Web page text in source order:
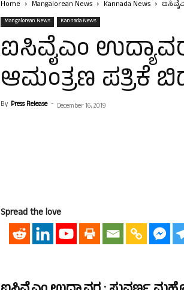
Home Mangalorean News Kannada News
Mangalorean News Kannada News
ಐಸಿವೈಎಂ
ಆಮಂತ್ರಣ ಪತ್ರಿಕೆ
By Press Release - December 16, 2019
Spread the love